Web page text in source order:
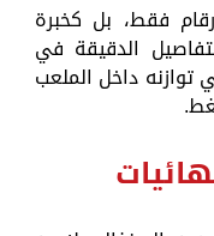
فقط، بل كخبرة
الدقيقة في
توازنه داخل الملعب